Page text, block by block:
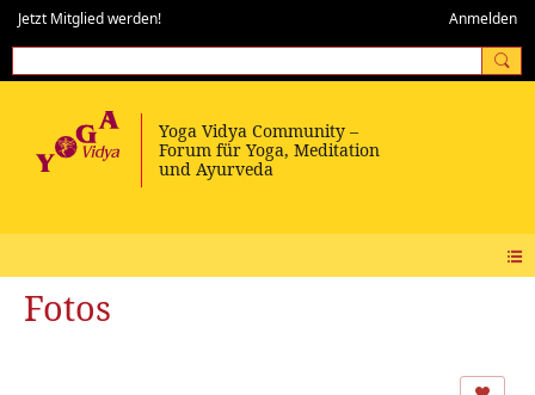
Jetzt Mitglied werden! Anmelden
Fotos